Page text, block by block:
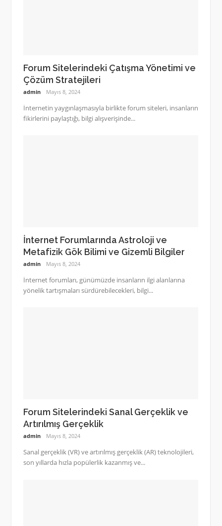
Forum Sitelerindeki Çatışma Yönetimi ve
Çözüm Stratejileri
admin Mayıs 8, 2024
İnternetin yaygınlaşmasıyla birlikte forum siteleri, insanların
fikirlerini paylaştığı, bilgi alışverişinde...
İnternet Forumlarında Astroloji ve
Metafizik Gök Bilimi ve Gizemli Bilgiler
admin Mayıs 8, 2024
İnternet forumları, günümüzde insanların ilgi alanlarına
yönelik tartışmaları sürdürebilecekleri, bilgi...
Forum Sitelerindeki Sanal Gerçeklik ve
Artırılmış Gerçeklik
admin Mayıs 8, 2024
Sanal gerçeklik (VR) ve artırılmış gerçeklik (AR) teknolojileri,
son yıllarda hızla popülerlik kazanmış ve...